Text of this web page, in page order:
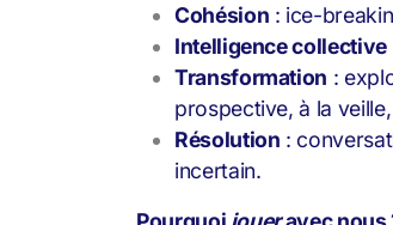
Cohésion : ice-
Intelligence collective
Transformation :
prospective, à la
Résolution :
incertain.